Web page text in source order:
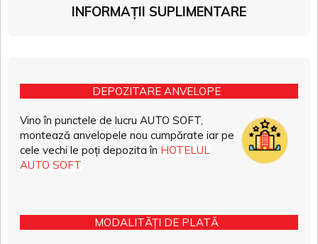
INFORMAȚII SUPLIMENTARE
DEPOZITARE ANVELOPE
Vino în punctele de lucru AUTO SOFT,
montează anvelopele nou cumpărate iar pe
cele vechi le poți depozita în HOTELUL
AUTO SOFT
MODALITĂȚI DE PLATĂ